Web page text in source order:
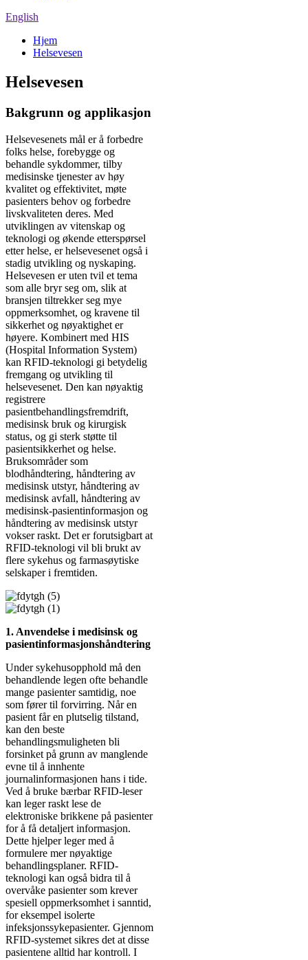
English
Hjem
Helsevesen
Helsevesen
Bakgrunn og applikasjon
Helsevesenets mål er å forbedre
folks helse, forebygge og
behandle sykdommer, tilby
medisinske tjenester av høy
kvalitet og effektivitet, møte
pasienters behov og forbedre
livskvaliteten deres. Med
utviklingen av vitenskap og
teknologi og økende etterspørsel
etter helse, er helsevesenet også i
stadig utvikling og nyskaping.
Helsevesen er uten tvil et tema
som alle bryr seg om, slik at
bransjen tiltrekker seg mye
oppmerksomhet, og kravene til
sikkerhet og nøyaktighet er
høyere. Kombinert med HIS
(Hospital Information System)
kan RFID-teknologi gi betydelig
fremgang og utvikling til
helsevesenet. Den kan nøyaktig
registrere
pasientbehandlingsfremdrift,
medisinsk bruk og kirurgisk
status, og gi sterk støtte til
pasientsikkerhet og helse.
Bruksområder som
blodhåndtering, håndtering av
medisinsk utstyr, håndtering av
medisinsk avfall, håndtering av
medisinsk-pasientinformasjon og
håndtering av medisinsk utstyr
vokser raskt. Det er forutsigbart at
RFID-teknologi vil bli brukt av
flere sykehus og farmasøytiske
selskaper i fremtiden.
1. Anvendelse i medisinsk og
pasientinformasjonshåndtering
Under sykehusopphold må den
behandlende legen ofte behandle
mange pasienter samtidig, noe
som fører til forvirring. Når en
pasient får en plutselig tilstand,
kan den beste
behandlingsmuligheten bli
forsinket på grunn av manglende
evne til å innhente
journalinformasjonen hans i tide.
Ved å bruke bærbar RFID-leser
kan leger raskt lese de
elektroniske brikkene på pasienter
for å få detaljert informasjon.
Dette hjelper leger med å
formulere mer nøyaktige
behandlingsplaner. RFID-
teknologi kan også bidra til å
overvåke pasienter som krever
spesiell oppmerksomhet i sanntid,
for eksempel isolerte
infeksjonssykepasienter. Gjennom
RFID-systemet sikres det at disse
pasientene alltid har kontroll. I